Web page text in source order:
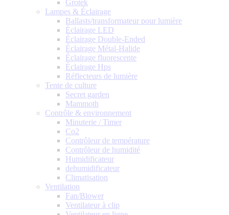
Grotek
Lampes & Éclairage
Ballasts/transformateur pour lumière
Éclairage LED
Éclairage Double-Ended
Éclairage Métal-Halide
Éclairage fluorescente
Éclairage Hps
Réflecteurs de lumière
Tente de culture
Secret garden
Mammoth
Contrôle & environnement
Minuterie / Timer
Co2
Contrôleur de température
Contrôleur de humidité
Humidificateur
dehumidificateur
Climatisation
Ventilation
Fan/Blower
Ventilateur à clip